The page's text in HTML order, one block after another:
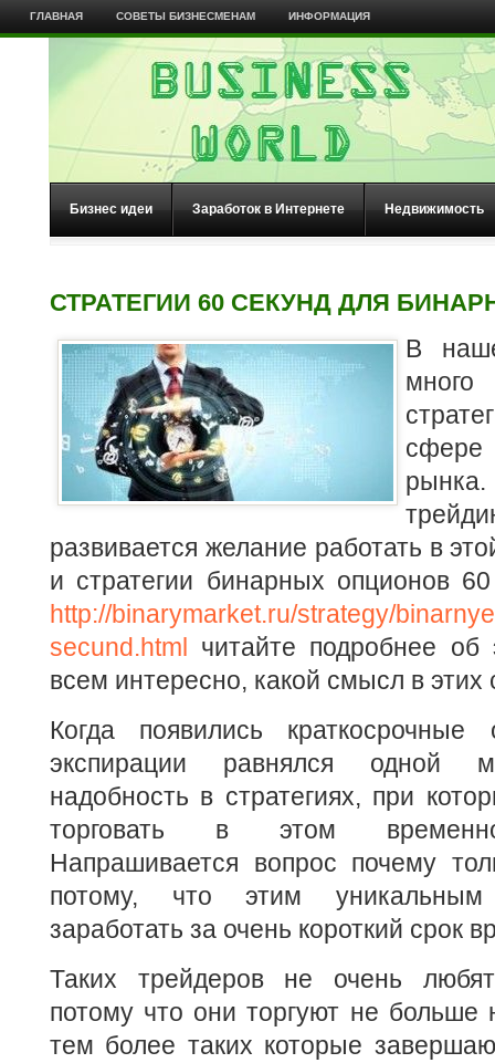
ГЛАВНАЯ СОВЕТЫ БИЗНЕСМЕНАМ ИНФОРМАЦИЯ
Бизнес идеи Заработок в Интернете Недвижимость
СТРАТЕГИИ 60 СЕКУНД ДЛЯ
В
развивается желание работать в
и стратегии бинарных опционов
http://binarymarket.ru/strategy/
secund.html читайте подробнее об
всем интересно, какой смысл в этих
Когда появились
экспирации равнялся одной
надобность в стратегиях, при
торговать в этом
Напрашивается вопрос почему
потому, что этим
заработать за очень короткий срок
Таких трейдеров не очень
потому что они торгуют не больше
тем более таких которые